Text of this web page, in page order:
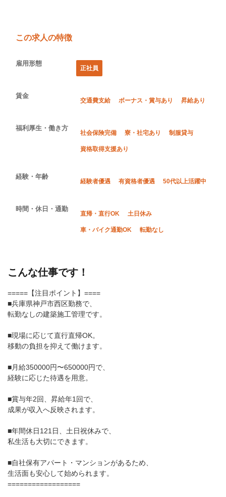
この求人の特徴
雇用形態
正社員
賃金
交通費支給 ボーナス・賞与あり 昇給あり
福利厚生・働き方
社会保険完備 寮・社宅あり 制服貸与
資格取得支援あり
経験・年齢
経験者優遇 有資格者優遇 50代以上活躍中
時間・休日・通勤
直帰・直行OK 土日休み
車・バイク通勤OK 転勤なし
こんな仕事です！
=====【注目ポイント】====
■兵庫県神戸市西区勤務で、
転勤なしの建築施工管理です。
■現場に応じて直行直帰OK。
移動の負担を抑えて働けます。
■月給350000円〜650000円で、
経験に応じた待遇を用意。
■賞与年2回、昇給年1回で、
成果が収入へ反映されます。
■年間休日121日、土日祝休みで、
私生活も大切にできます。
■自社保有アパート・マンションがあるため、
生活面も安心して始められます。
==================